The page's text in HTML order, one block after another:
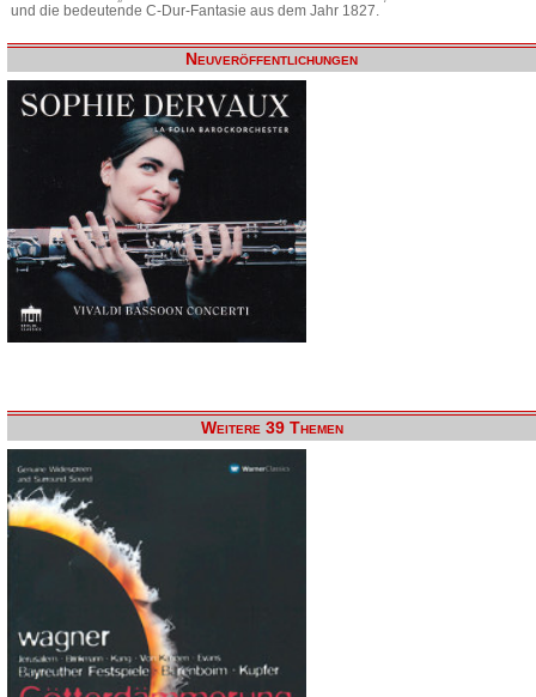
und die bedeutende C-Dur-Fantasie aus dem Jahr 1827.
Neuveröffentlichungen
Weitere 39 Themen